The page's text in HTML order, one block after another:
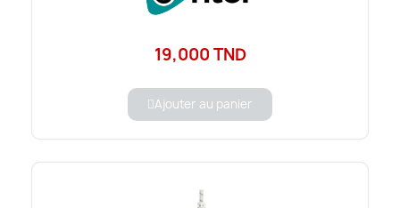
19,000 TND
Ajouter au panier